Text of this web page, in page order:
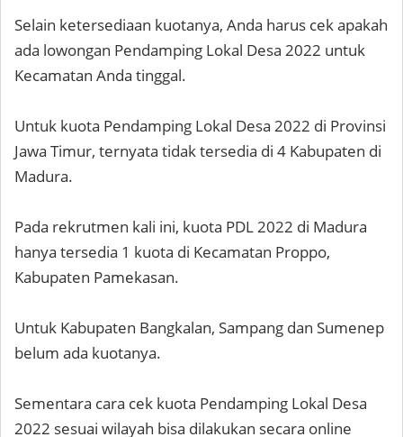
Selain ketersediaan kuotanya, Anda harus cek apakah
ada lowongan Pendamping Lokal Desa 2022 untuk
Kecamatan Anda tinggal.
Untuk kuota Pendamping Lokal Desa 2022 di Provinsi
Jawa Timur, ternyata tidak tersedia di 4 Kabupaten di
Madura.
Pada rekrutmen kali ini, kuota PDL 2022 di Madura
hanya tersedia 1 kuota di Kecamatan Proppo,
Kabupaten Pamekasan.
Untuk Kabupaten Bangkalan, Sampang dan Sumenep
belum ada kuotanya.
Sementara cara cek kuota Pendamping Lokal Desa
2022 sesuai wilayah bisa dilakukan secara online